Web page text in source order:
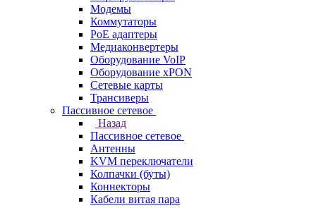
Модемы
Коммутаторы
PoE адаптеры
Медиаконвертеры
Оборудование VoIP
Оборудование xPON
Сетевые карты
Трансиверы
Пассивное сетевое
Назад
Пассивное сетевое
Антенны
KVM переключатели
Колпачки (буты)
Коннекторы
Кабели витая пара